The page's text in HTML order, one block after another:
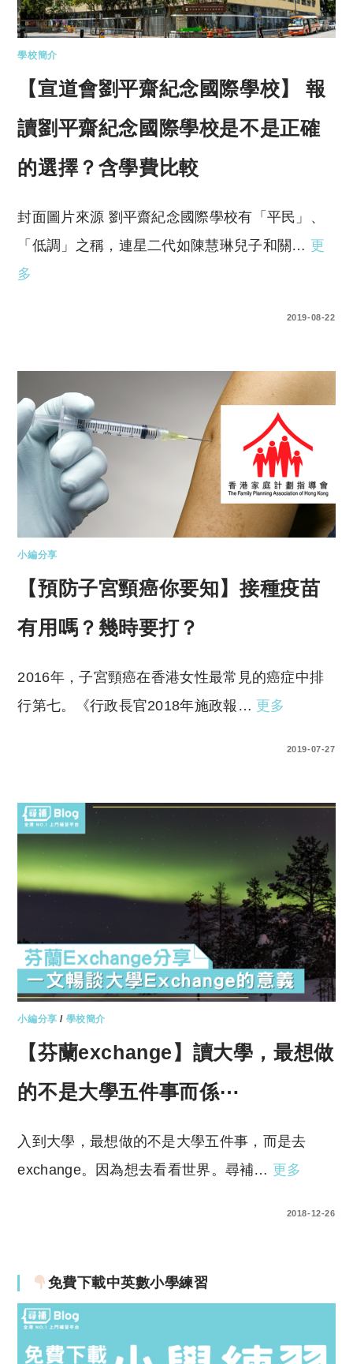
學校簡介
【宣道會劉平齋紀念國際學校】 報
讀劉平齋紀念國際學校是不是正確
的選擇？含學費比較
封面圖片來源 劉平齋紀念國際學校有「平民」、
「低調」之稱，連星二代如陳慧琳兒子和關… 更
多
2019-08-22
小編分享
【預防子宮頸癌你要知】接種疫苗
有用嗎？幾時要打？
2016年，子宮頸癌在香港女性最常見的癌症中排
行第七。《行政長官2018年施政報… 更多
2019-07-27
小編分享 / 學校簡介
【芬蘭exchange】讀大學，最想做
的不是大學五件事而係⋯
入到大學，最想做的不是大學五件事，而是去
exchange。因為想去看看世界。尋補… 更多
2018-12-26
免費下載中英數小學練習